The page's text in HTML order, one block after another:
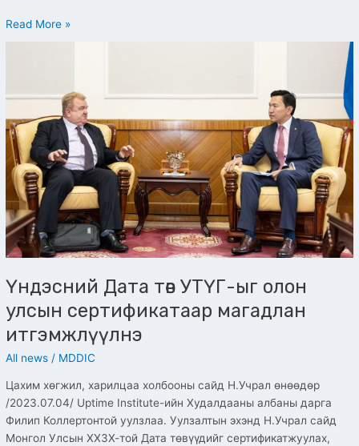
Read More »
Үндэсний Дата төв УТҮГ-ыг олон
улсын сертификатаар магадлан
итгэмжлүүлнэ
All news / MDDIC
Цахим хөгжил, харилцаа холбооны сайд Н.Учрал өнөөдөр
/2023.07.04/ Uptime Institute-ийн Худалдааны албаны дарга
Филип Коллертонтой уулзлаа. Уулзалтын эхэнд Н.Учрал сайд
Монгол Улсын ХХЗХ-той Дата төвүүдийг сертификатжуулах,
УТҮГ-
ыг
олон
улсын
сертификатаар
магадлан
итгэмжлүүлнэ